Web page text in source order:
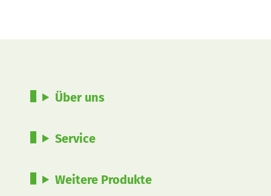
Über uns
Service
Weitere Produkte